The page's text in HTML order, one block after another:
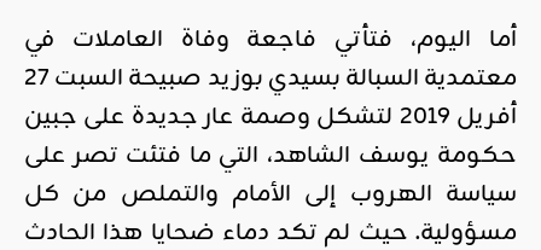
أما اليوم، فتأتي فاجعة وفاة العاملات في
معتمدية السبالة بسيدي بوزيد صبيحة السبت 27
أفريل 2019 لتشكل وصمة عار جديدة على جبين
حكومة يوسف الشاهد، التي ما فتئت تصر على
سياسة الهروب إلى الأمام والتملص من كل
مسؤولية. حيث لم تكد دماء ضحايا هذا الحادث